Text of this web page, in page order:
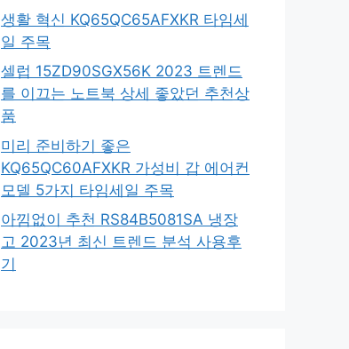
생활 혁신 KQ65QC65AFXKR 타임세
일 주목
셀럽 15ZD90SGX56K 2023 트렌드
를 이끄는 노트북 상세 좋았던 추천상
품
미리 준비하기 좋은
KQ65QC60AFXKR 가성비 갑 에어컨
모델 5가지 타임세일 주목
아낌없이 추천 RS84B5081SA 냉장
고 2023년 최신 트렌드 분석 사용후
기